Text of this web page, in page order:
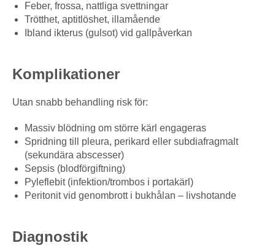
Feber, frossa, nattliga svettningar
Trötthet, aptitlöshet, illamående
Ibland ikterus (gulsot) vid gallpåverkan
Komplikationer
Utan snabb behandling risk för:
Massiv blödning om större kärl engageras
Spridning till pleura, perikard eller subdiafragmalt
(sekundära abscesser)
Sepsis (blodförgiftning)
Pyleflebit (infektion/trombos i portakärl)
Peritonit vid genombrott i bukhålan – livshotande
Diagnostik